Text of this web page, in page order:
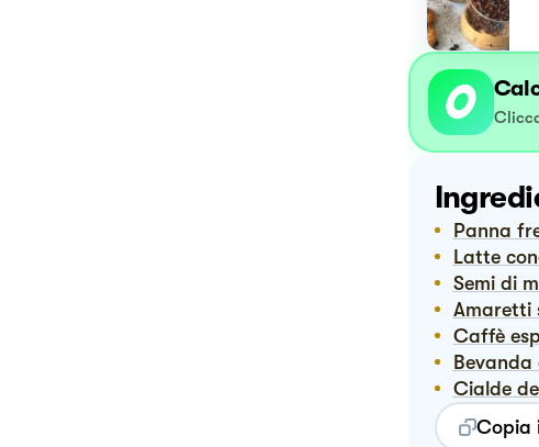
Panna
Latte
Semi di
Caffè
Cialde
Copia